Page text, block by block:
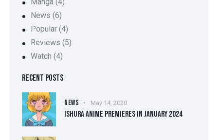
Manga (4)
News (6)
Popular (4)
Reviews (5)
Watch (4)
RECENT POSTS
NEWS May 14, 2020
ISHURA ANIME PREMIERES IN JANUARY 2024